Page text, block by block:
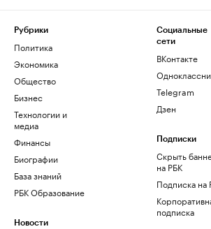
Рубрики
Политика
Экономика
Общество
Бизнес
Технологии и
медиа
Финансы
Биографии
База знаний
РБК Образование
Новости
Социальные
сети
ВКонтакте
Telegram
Дзен
Подписки
Скрыть
на РБК
Подписка на
подписка